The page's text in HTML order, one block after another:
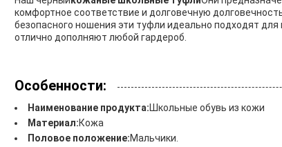
комфортное соответствие и долговечную
безопасного ношения эти туфли идеально подходят для
отлично дополняют любой гардероб.
Особенности:
Наименование продукта:Школьные обувь из кожи
Материал:Кожа
Половое положение:Мальчики.